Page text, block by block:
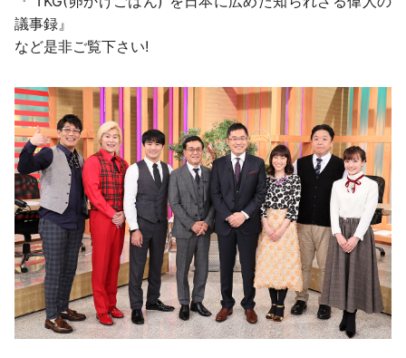
議事録』
など是非ご覧下さい!